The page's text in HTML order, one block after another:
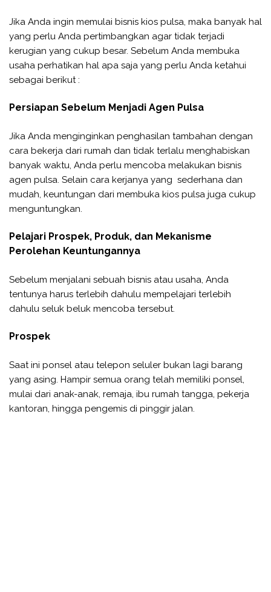
Jika Anda ingin memulai bisnis kios pulsa, maka banyak hal
yang perlu Anda pertimbangkan agar tidak terjadi
kerugian yang cukup besar. Sebelum Anda membuka
usaha perhatikan hal apa saja yang perlu Anda ketahui
sebagai berikut :
Persiapan Sebelum Menjadi Agen Pulsa
Jika Anda menginginkan penghasilan tambahan dengan
cara bekerja dari rumah dan tidak terlalu menghabiskan
banyak waktu, Anda perlu mencoba melakukan bisnis
agen pulsa. Selain cara kerjanya yang sederhana dan
mudah, keuntungan dari membuka kios pulsa juga cukup
menguntungkan.
Pelajari Prospek, Produk, dan Mekanisme
Perolehan Keuntungannya
Sebelum menjalani sebuah bisnis atau usaha, Anda
tentunya harus terlebih dahulu mempelajari terlebih
dahulu seluk beluk mencoba tersebut.
Prospek
Saat ini ponsel atau telepon seluler bukan lagi barang
yang asing. Hampir semua orang telah memiliki ponsel,
mulai dari anak-anak, remaja, ibu rumah tangga, pekerja
kantoran, hingga pengemis di pinggir jalan.